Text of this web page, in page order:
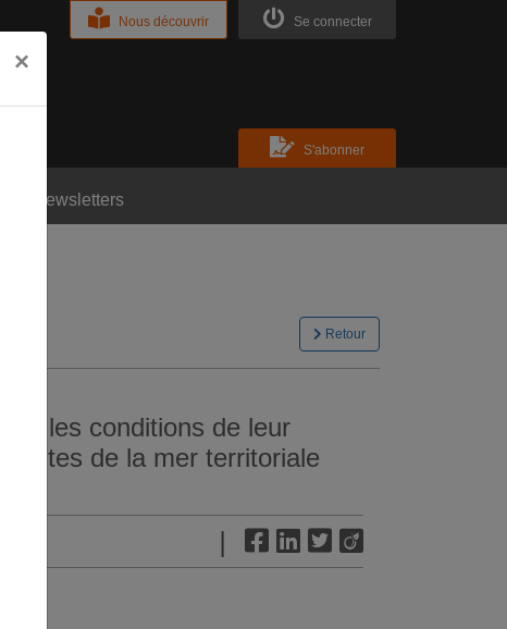
Se connecter
Nous découvrir
S'abonner
Newsletters
Retour
et les conditions de leur
de la mer territoriale
|
×